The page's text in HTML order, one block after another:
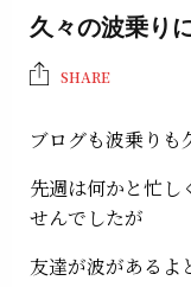
久々の波乗り
SHARE
ブログも波乗りも
先週は何かと忙し
せんでしたが
友達が波があるよ